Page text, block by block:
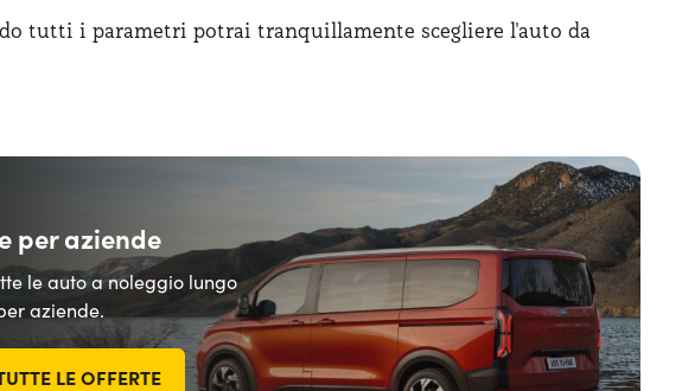
tutti i parametri potrai tranquillamente scegliere l'auto da
per aziende
le auto a noleggio lungo
aziende.
LE OFFERTE